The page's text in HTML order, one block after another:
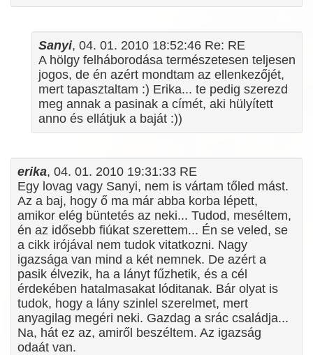
Sanyi, 04. 01. 2010 18:52:46 Re: RE
A hölgy felháborodása természetesen teljesen
jogos, de én azért mondtam az ellenkezőjét,
mert tapasztaltam :) Erika... te pedig szerezd
meg annak a pasinak a címét, aki hülyített
anno és ellátjuk a baját :))
erika, 04. 01. 2010 19:31:33 RE
Egy lovag vagy Sanyi, nem is vártam tőled mást.
Az a baj, hogy ő ma már abba korba lépett,
amikor elég büntetés az neki... Tudod, meséltem,
én az idősebb fiúkat szerettem... Én se veled, se
a cikk irójával nem tudok vitatkozni. Nagy
igazsága van mind a két nemnek. De azért a
pasik élvezik, ha a lányt fűzhetik, és a cél
érdekében hatalmasakat lóditanak. Bár olyat is
tudok, hogy a lány szinlel szerelmet, mert
anyagilag megéri neki. Gazdag a srác családja...
Na, hát ez az, amiről beszéltem. Az igazság
odaát van.